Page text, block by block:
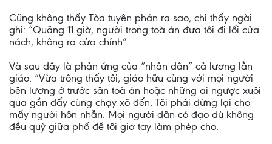
Cũng không thấy Tòa tuyên phán ra sao, chỉ thấy ngài
ghi: “Quãng 11 giờ, người trong toà án đưa tôi đi lối cửa
nách, không ra cửa chính”.
Và sau đây là phản ứng của “nhân dân” cả lương lẫn
giáo: “Vừa trông thấy tôi, giáo hữu cùng với mọi người
bên lương ở trước sân toà án hoặc những ai ngược xuôi
qua gần đấy cùng chạy xô đến. Tôi phải dừng lại cho
mấy người hôn nhẫn. Mọi người dân có đạo dù không
đều quỳ giữa phố để tôi giơ tay làm phép cho.